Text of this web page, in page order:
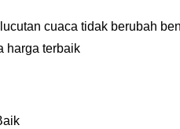
cuaca tidak berubah
harga terbaik